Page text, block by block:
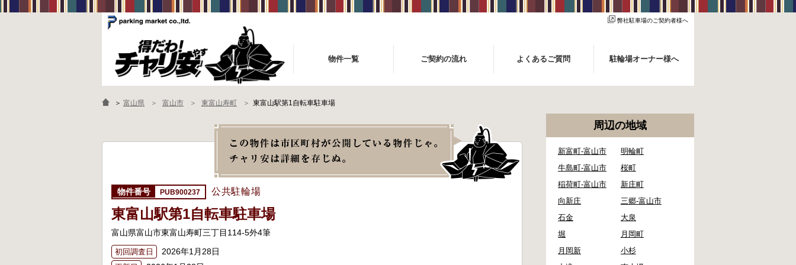
弊社駐車場のご契約者様へ
物件一覧 ご契約の流れ よくあるご質問 駐輪場オーナー様へ
＞ 富山県 富山市 東富山寿町 東富山駅第1自転車駐車場
PUB900237 公共駐輪場
東富山駅第1自転車駐車場
富山県富山市東富山寿町三丁目114-5外4筆
初回調査日 2026年1月28日
周辺の地域
新富町-富山市
明輪町
牛島町-富山市
桜町
稲荷町-富山市
新庄町
向新庄
三郷-富山市
石金
大泉
堀
月岡町
月岡新
小杉